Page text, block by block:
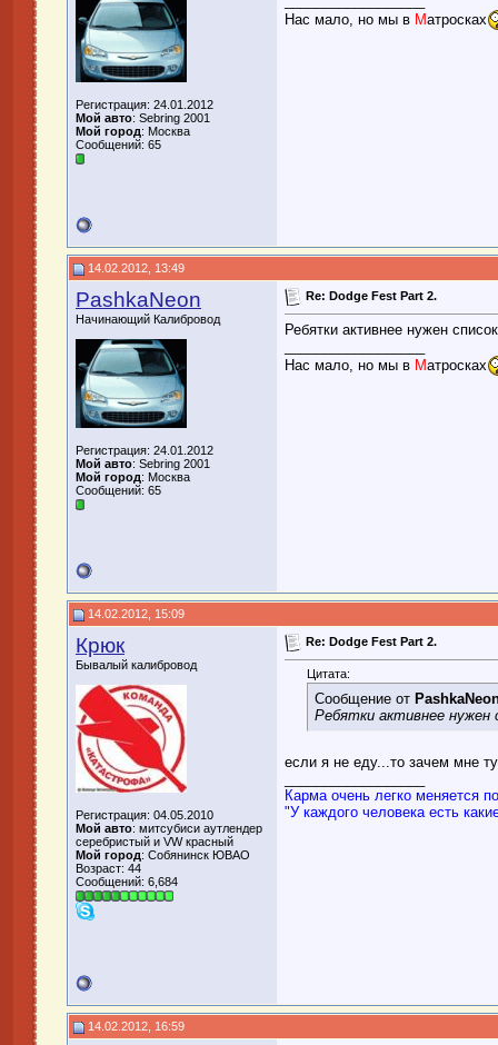
Регистрация: 24.01.2012
Мой авто: Sebring 2001
Мой город: Москва
Сообщений: 65
Нас мало, но мы в Матросках
14.02.2012, 13:49
PashkaNeon
Начинающий Калибровод
Регистрация: 24.01.2012
Мой авто: Sebring 2001
Мой город: Москва
Сообщений: 65
Re: Dodge Fest Part 2.
Ребятки активнее нужен
Нас мало, но мы в Матросках
14.02.2012, 15:09
Крюк
Бывалый калибровод
Регистрация: 04.05.2010
Мой авто: митсубиси аутлендер
серебристый и VW красный
Мой город: Собянинск ЮВАО
Возраст: 44
Сообщений: 6,684
Re: Dodge Fest Part 2.
Цитата:
Сообщение от
Ребятки активнее нужен
если я не еду...то зачем мне
Карма очень легко меняется
"У каждого человека есть
14.02.2012, 16:59